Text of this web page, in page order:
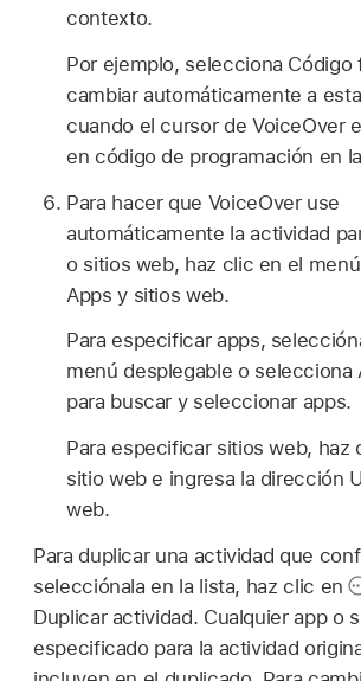
contexto.
Por ejemplo, selecciona Código
cambiar automáticamente a
cuando el cursor de VoiceOver
en código de programación en
Para hacer que VoiceOver use
automáticamente la actividad
o sitios web, haz clic en el
Apps y sitios web.
Para especificar apps,
menú desplegable o selecciona
para buscar y seleccionar apps.
Para especificar sitios web, haz
sitio web e ingresa la dirección
web.
Para duplicar una actividad que
selecciónala en la lista, haz clic en
Duplicar actividad. Cualquier app o
especificado para la actividad